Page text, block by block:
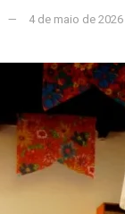
4 de maio de 2026